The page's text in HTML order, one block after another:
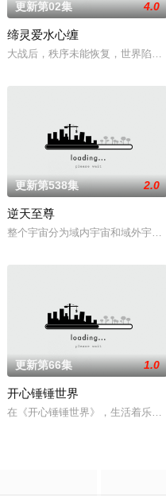
后巷。 无论城市的角落，还是
更新第02集 4.0
缔灵爱水心缠
大战后，秩序未能恢复，世界陷
，剑斩诛邪永定乾坤，万道争锋
更新第538集 2.0
逆天至尊
整个宇宙分为域内宇宙和域外宇
《诸神黄昏》游戏世界，与觉醒
更新第66集 1.0
开心锤锤世界
在《开心锤锤世界》，生活着乐